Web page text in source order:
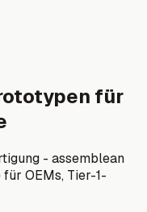
für
- assemblean
OEMs, Tier-1-